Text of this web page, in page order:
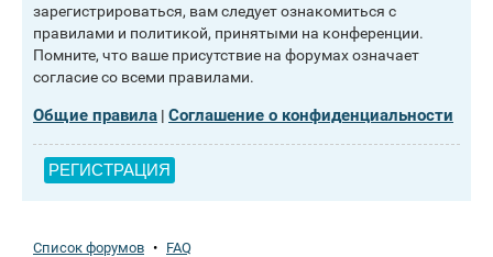
зарегистрироваться, вам следует ознакомиться с
правилами и политикой, принятыми на конференции.
Помните, что ваше присутствие на форумах означает
согласие со всеми правилами.
Общие правила | Соглашение о конфиденциальности
РЕГИСТРАЦИЯ
Список форумов • FAQ